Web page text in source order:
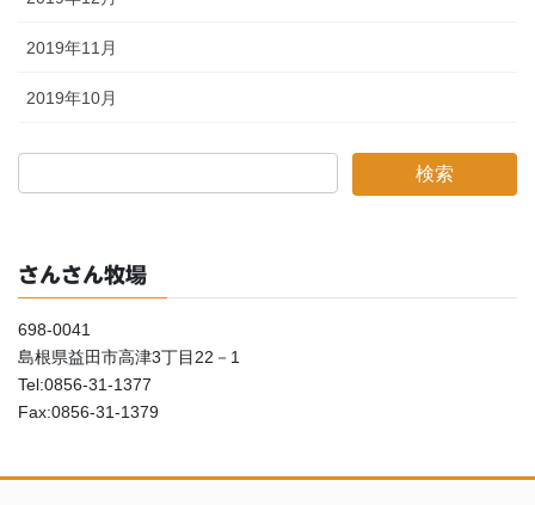
2019年11月
2019年10月
さんさん牧場
698-0041
島根県益田市高津3丁目22－1
Tel:0856-31-1377
Fax:0856-31-1379